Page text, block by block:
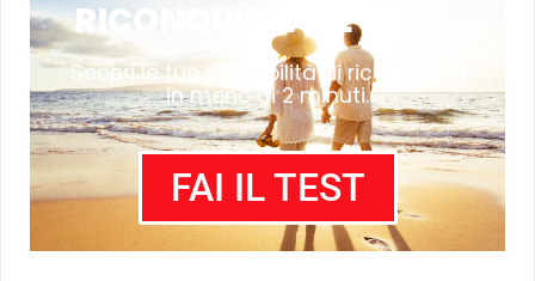
RICONQUISTARE L'EX?
Scopri le tue probabilità di riconquista
in meno di 2 minuti.
FAI IL TEST